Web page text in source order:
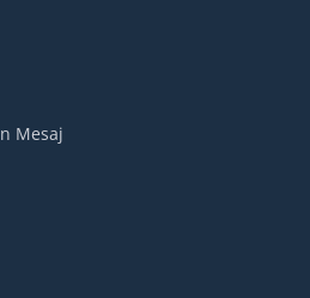
Mesaj